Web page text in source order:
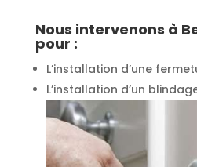
Nous intervenons à
pour :
L’installation d’une
L’installation d’un